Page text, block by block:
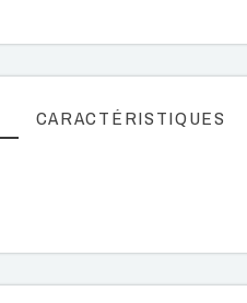
CARACTÉRISTIQUES